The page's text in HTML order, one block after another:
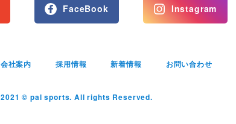
FaceBook Instagram
会社案内 採用情報 新着情報 お問い合わせ
2021 © pal sports. All rights Reserved.